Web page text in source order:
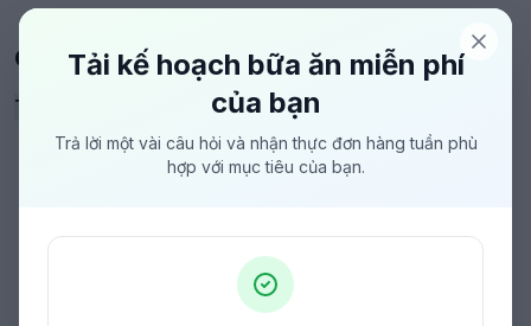
Tải kế hoạch bữa ăn miễn phí
của bạn
Trả lời một vài câu hỏi và nhận thực đơn hàng tuần phù
hợp với mục tiêu của bạn.
CÔNG THỨC CHẾ BIẾN NÂNG CAO
Tinh Hoa Siêu Đầu Bếp